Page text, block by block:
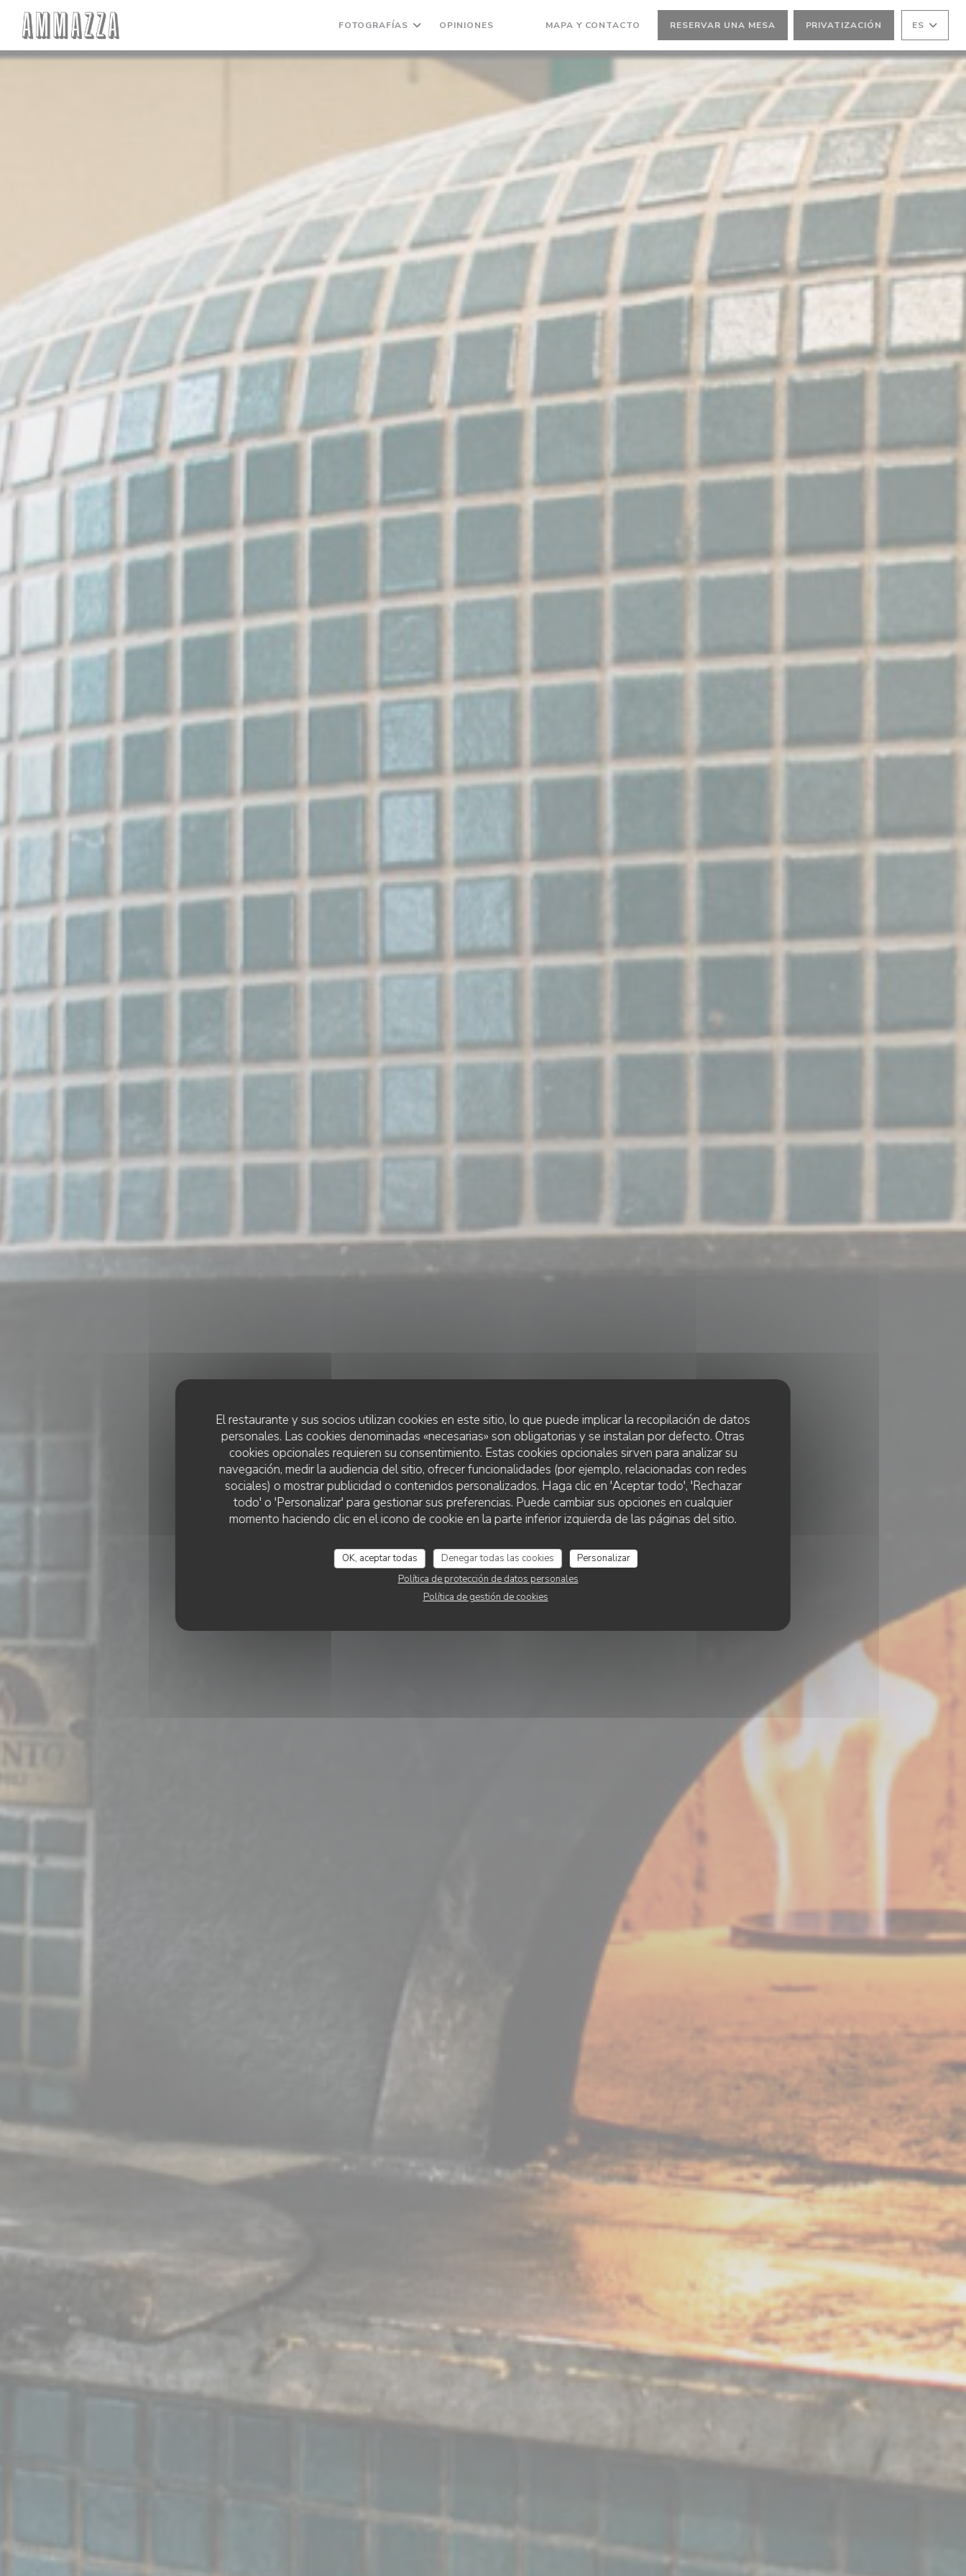
Personalización de sus opciones de cookies
El restaurante y sus socios utilizan cookies en este sitio, lo que puede implicar la recopilación de datos
personales. Las cookies denominadas «necesarias» son obligatorias y se instalan por defecto. Otras
cookies opcionales requieren su consentimiento. Estas cookies opcionales sirven para analizar su
navegación, medir la audiencia del sitio, ofrecer funcionalidades (por ejemplo, relacionadas con redes
sociales) o mostrar publicidad o contenidos personalizados. Haga clic en 'Aceptar todo', 'Rechazar
todo' o 'Personalizar' para gestionar sus preferencias. Puede cambiar sus opciones en cualquier
momento haciendo clic en el icono de cookie en la parte inferior izquierda de las páginas del sitio.
OK, aceptar todas Denegar todas las cookies
Personalizar
Política de protección de datos personales
Política de gestión de cookies
FOTOGRAFÍAS OPINIONES MAPA Y CONTACTO RESERVAR UNA MESA PRIVATIZACIÓN ES
RESTAURANTE ITALIANO• PARIS
AMMAZZA
RESERVAR UNA MESA